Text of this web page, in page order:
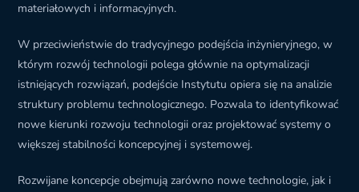
materiałowych i informacyjnych.
W przeciwieństwie do tradycyjnego podejścia inżynieryjnego, w
którym rozwój technologii polega głównie na optymalizacji
istniejących rozwiązań, podejście Instytutu opiera się na analizie
struktury problemu technologicznego. Pozwala to identyfikować
nowe kierunki rozwoju technologii oraz projektować systemy o
większej stabilności koncepcyjnej i systemowej.
Rozwijane koncepcje obejmują zarówno nowe technologie, jak i